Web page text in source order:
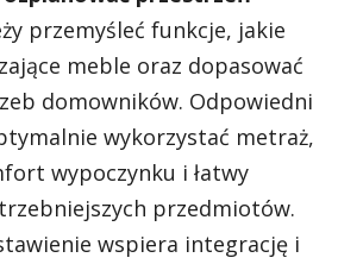
przemyśleć funkcje, jakie
meble oraz dopasować
domowników. Odpowiedni
wykorzystać metraż,
wypoczynku i łatwy
przedmiotów.
wspiera integrację i